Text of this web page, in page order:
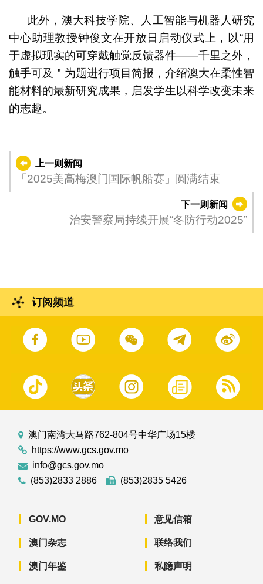
此外，澳大科技学院、人工智能与机器人研究
中心助理教授钟俊文在开放日启动仪式上，以“用
于虚拟现实的可穿戴触觉反馈器件——千里之外，
触手可及＂为题进行项目简报，介绍澳大在柔性智
能材料的最新研究成果，启发学生以科学改变未来
的志趣。
上一则新闻
「2025美高梅澳门国际帆船赛」圆满结束
下一则新闻
治安警察局持续开展“冬防行动2025”
订阅频道
澳门南湾大马路762-804号中华广场15楼
https://www.gcs.gov.mo
info@gcs.gov.mo
(853)2833 2886
(853)2835 5426
GOV.MO
澳门杂志
澳门年鉴
意见信箱
联络我们
私隐声明